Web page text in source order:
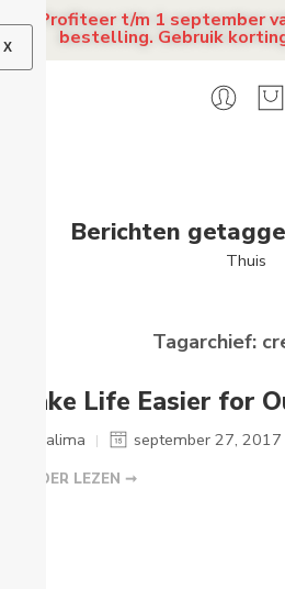
Profiteer t/m 1 september
bestelling. Gebruik
X
Berichten
Thuis
Tagarchief:
Make Life Easier for
Salima september 27, 2017
VERDER LEZEN ➞